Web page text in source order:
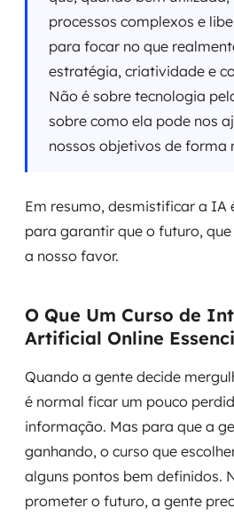
processos complexos e
para focar no que
estratégia, criatividade e
Não é sobre tecnologia
sobre como ela pode nos
nossos objetivos de forma
Em resumo, desmistificar a IA
para garantir que o futuro,
a nosso favor.
O Que Um Curso de
Artificial Online
Quando a gente decide
é normal ficar um pouco
informação. Mas para que a
ganhando, o curso que
alguns pontos bem definidos.
prometer o futuro, a gente